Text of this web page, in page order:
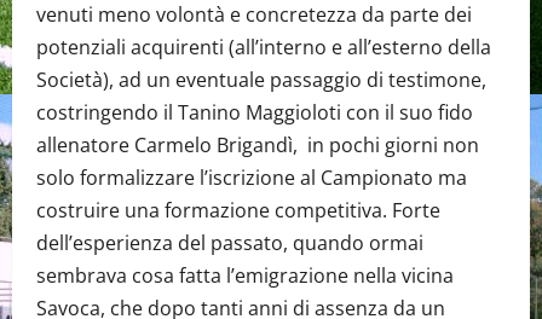
venuti meno volontà e concretezza da parte dei
potenziali acquirenti (all’interno e all’esterno della
Società), ad un eventuale passaggio di testimone,
costringendo il Tanino Maggioloti con il suo fido
allenatore Carmelo Brigandì, in pochi giorni non
solo formalizzare l’iscrizione al Campionato ma
costruire una formazione competitiva. Forte
dell’esperienza del passato, quando ormai
sembrava cosa fatta l’emigrazione nella vicina
Savoca, che dopo tanti anni di assenza da un